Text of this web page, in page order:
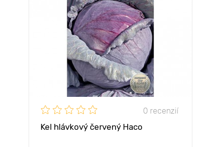
0 recenzií
Kel hlávkový červený Haco